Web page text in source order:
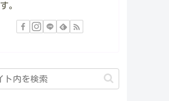
す。